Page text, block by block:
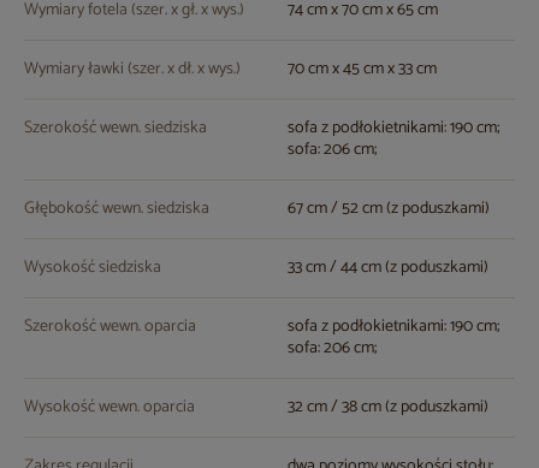
Wymiary fotela (szer. x gł. x wys.) 74 cm x 70 cm x 65 cm
Wymiary ławki (szer. x dł. x wys.) 70 cm x 45 cm x 33 cm
Szerokość wewn. siedziska sofa z podłokietnikami: 190 cm;
sofa: 206 cm;
Głębokość wewn. siedziska 67 cm / 52 cm (z poduszkami)
Wysokość siedziska 33 cm / 44 cm (z poduszkami)
Szerokość wewn. oparcia sofa z podłokietnikami: 190 cm;
sofa: 206 cm;
Wysokość wewn. oparcia 32 cm / 38 cm (z poduszkami)